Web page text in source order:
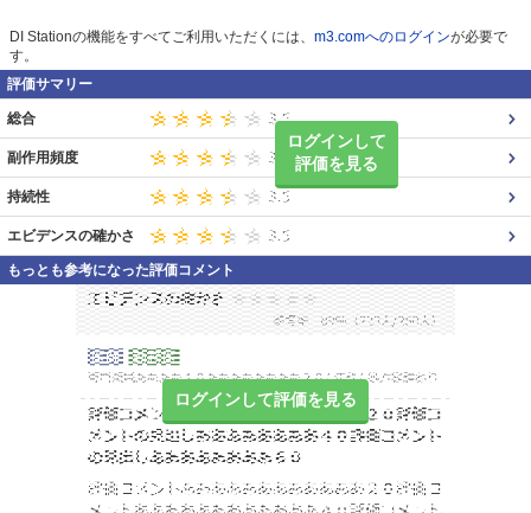
DI Stationの機能をすべてご利用いただくには、 m3.comへのログインが必要で
す。
評価サマリー
ログインして
評価を見る
総合
副作用頻度
持続性
エビデンスの確かさ
もっとも参考になった評価コメント
ログインして評価を見る